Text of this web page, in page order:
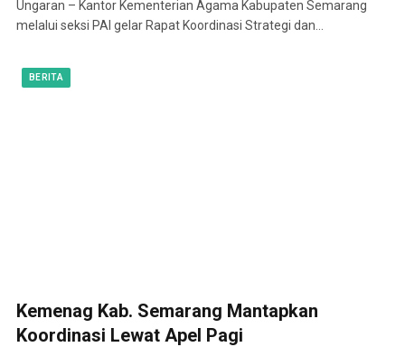
Ungaran – Kantor Kementerian Agama Kabupaten Semarang
melalui seksi PAI gelar Rapat Koordinasi Strategi dan…
BERITA
Kemenag Kab. Semarang Mantapkan
Koordinasi Lewat Apel Pagi